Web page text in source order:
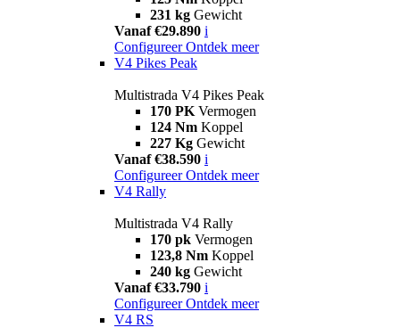
231 kg Gewicht
Vanaf €29.890 i
Configureer Ontdek meer
V4 Pikes Peak
Multistrada V4 Pikes Peak
170 PK Vermogen
124 Nm Koppel
227 Kg Gewicht
Vanaf €38.590 i
Configureer Ontdek meer
V4 Rally
Multistrada V4 Rally
170 pk Vermogen
123,8 Nm Koppel
240 kg Gewicht
Vanaf €33.790 i
Configureer Ontdek meer
V4 RS